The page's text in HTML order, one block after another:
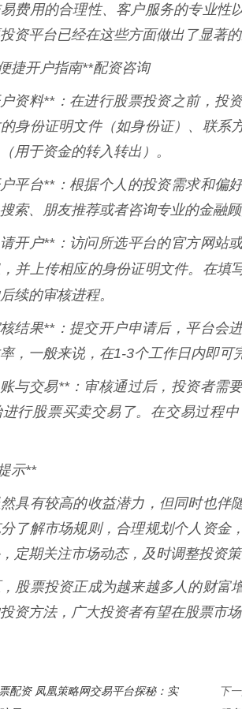
费用的合理性、客户服务的专业性
资平台已经在这些方面做出了显著
捷开户指南**配资咨询
资料**：在进行股票投资之前，投
身份证明文件（如身份证）、联系
用于资金的转入转出）。
平台**：根据个人的投资需求和偏
索、朋友推荐或者咨询专业的金融
开户**：访问所选平台的官方网站
并上传相应的身份证明文件。在填
续的审核进程。
结果**：提交开户申请后，平台会
，一般来说，在1-3个工作日内即可
与交易**：审核通过后，投资者需
行股票买卖交易了。在交易过程
示**
具有较高的收益潜力，但同时也伴
了解市场规则，合理规划个人资金
定期关注市场动态，及时调整投资
股票投资正成为越来越多人的财富
资方法，广大投资者有望在股票市场
配资 凤凰策略网交易平台探秘：实
下